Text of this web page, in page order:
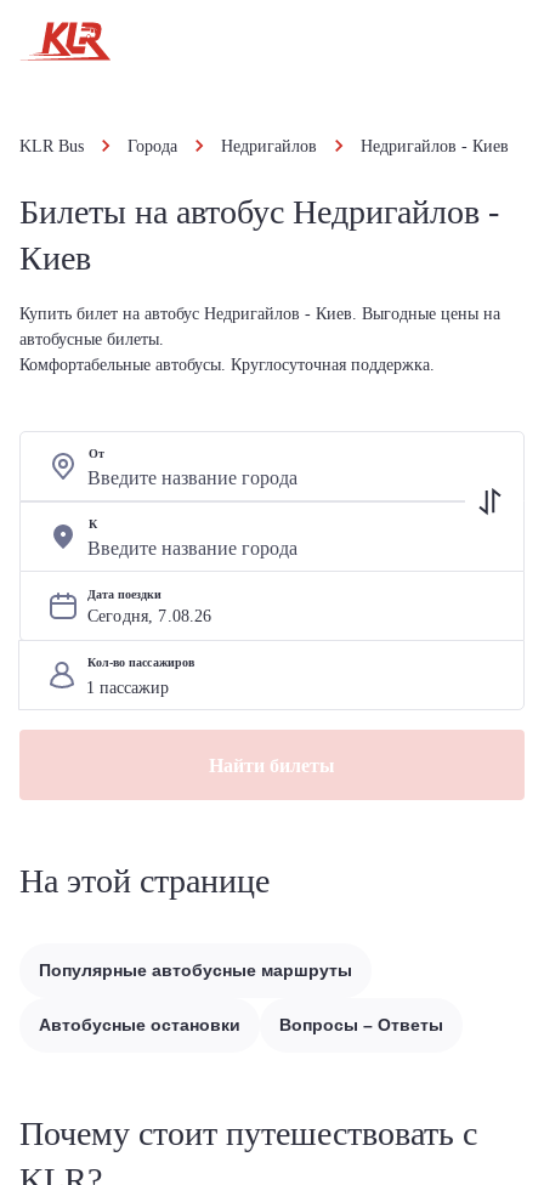
KLR Bus Города Недригайлов Недригайлов - Киев
Билеты на автобус Недригайлов -
Киев
Купить билет на автобус Недригайлов - Киев. Выгодные цены на
автобусные билеты.
Комфортабельные автобусы. Круглосуточная поддержка.
От
К
Дата поездки
Сегодня, 7.08.26
Кол-во пассажиров
Найти билеты
На этой странице
Популярные автобусные маршруты
Автобусные остановки Вопросы – Ответы
Почему стоит путешествовать с